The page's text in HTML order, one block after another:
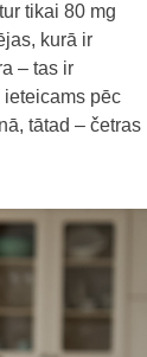
tikai 80 mg
kurā ir
– tas ir
pēc
tātad – četras